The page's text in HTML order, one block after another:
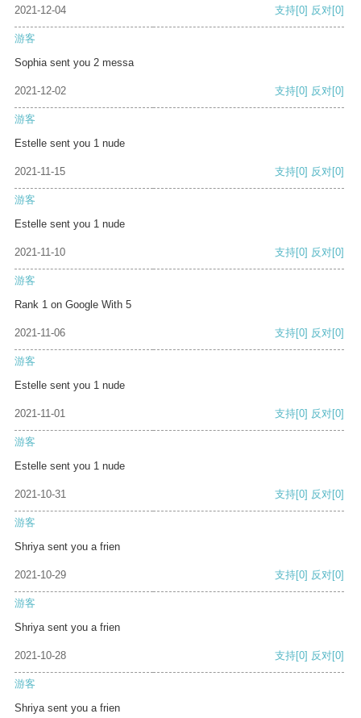
2021-12-04 支持[0] 反对[0]
游客
Sophia sent you 2 messa
2021-12-02 支持[0] 反对[0]
游客
Estelle sent you 1 nude
2021-11-15 支持[0] 反对[0]
游客
Estelle sent you 1 nude
2021-11-10 支持[0] 反对[0]
游客
Rank 1 on Google With 5
2021-11-06 支持[0] 反对[0]
游客
Estelle sent you 1 nude
2021-11-01 支持[0] 反对[0]
游客
Estelle sent you 1 nude
2021-10-31 支持[0] 反对[0]
游客
Shriya sent you a frien
2021-10-29 支持[0] 反对[0]
游客
Shriya sent you a frien
2021-10-28 支持[0] 反对[0]
游客
Shriya sent you a frien